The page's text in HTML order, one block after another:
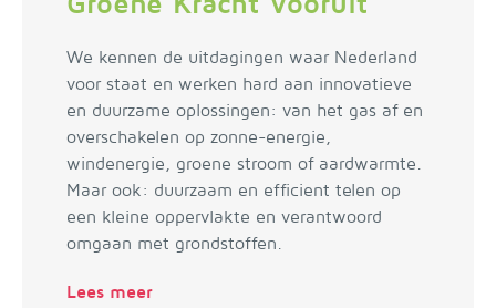
We kennen de uitdagingen waar Nederland
voor staat en werken hard aan innovatieve
en duurzame oplossingen: van het gas af en
overschakelen op zonne-energie,
windenergie, groene stroom of aardwarmte.
Maar ook: duurzaam en efficient telen op
een kleine oppervlakte en verantwoord
omgaan met grondstoffen.
Lees meer